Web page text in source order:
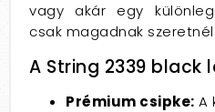
vagy akár egy
csak magadnak
A String 2339 black
Prémium csipke: A